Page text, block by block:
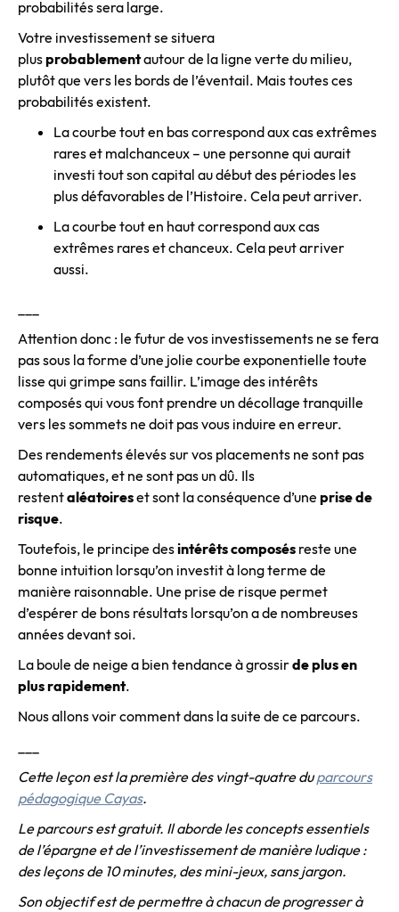
probabilités sera large.
Votre investissement se situera
plusprobablementautour de la ligne verte du milieu,
plutôt que vers les bords de l’éventail. Mais toutes ces
probabilités existent.
La courbe tout en bas correspond aux cas extrêmes
rares et malchanceux – une personne qui aurait
investi tout son capital au début des périodes les
plus défavorables de l’Histoire. Cela peut arriver.
La courbe tout en haut correspond aux cas
extrêmes rares et chanceux. Cela peut arriver
aussi.
Attention donc : le futur de vos investissements ne se fera
pas sous la forme d’une jolie courbe exponentielle toute
lisse qui grimpe sans faillir. L’image des intérêts
composés qui vous font prendre un décollage tranquille
vers les sommets ne doit pas vous induire en erreur.
Des rendements élevés sur vos placements ne sont pas
automatiques, et ne sont pas un dû. Ils
restentaléatoireset sont la conséquence d’une prise de
risque.
Toutefois, le principe desintérêts composés reste une
bonne intuition lorsqu’on investit à long terme de
manière raisonnable. Une prise de risque permet
d’espérer de bons résultats lorsqu’on a de nombreuses
années devant soi.
La boule de neige a bien tendance à grossirde plus en
plus rapidement.
Nous allons voir comment dans la suite de ce parcours.
Cette leçon est la première des vingt-quatre du parcours
pédagogique Cayas.
Le parcours est gratuit. Il aborde les concepts essentiels
de l’épargne et de l’investissement de manière ludique :
des leçons de 10 minutes, des mini-jeux, sans jargon.
Son objectif est de permettre à chacun de progresser à